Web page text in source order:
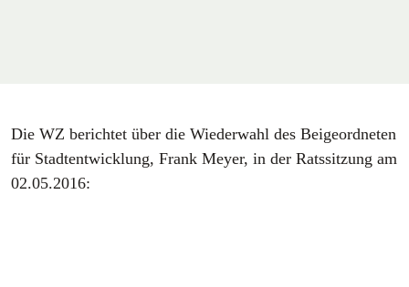
Die WZ berichtet über die Wiederwahl des Beigeordneten
für Stadtentwicklung, Frank Meyer, in der Ratssitzung am
02.05.2016: